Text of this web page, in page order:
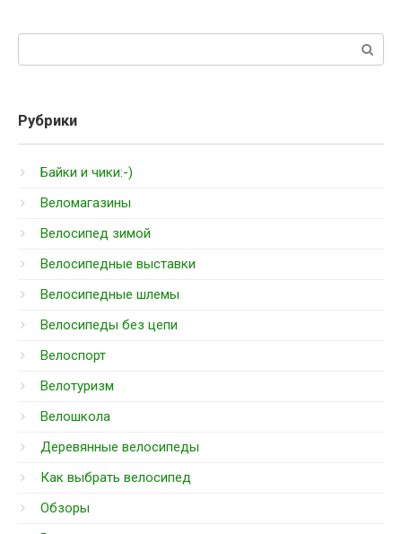
Рубрики
Байки и чики:-)
Веломагазины
Велосипед зимой
Велосипедные выставки
Велосипедные шлемы
Велосипеды без цепи
Велоспорт
Велотуризм
Велошкола
Деревянные велосипеды
Как выбрать велосипед
Обзоры